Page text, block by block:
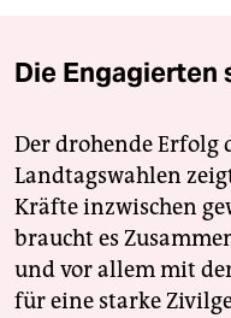
Die Engagierten
Der drohende Erfolg
Landtagswahlen
Kräfte inzwischen
braucht es
und vor allem mit
für eine starke